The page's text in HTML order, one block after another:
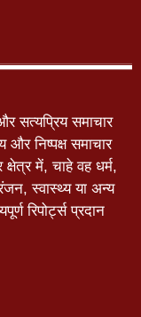
सत्यप्रिय समाचार
निष्पक्ष समाचार
में, चाहे वह धर्म,
स्वास्थ्य या अन्य
रिपोर्ट्स प्रदान